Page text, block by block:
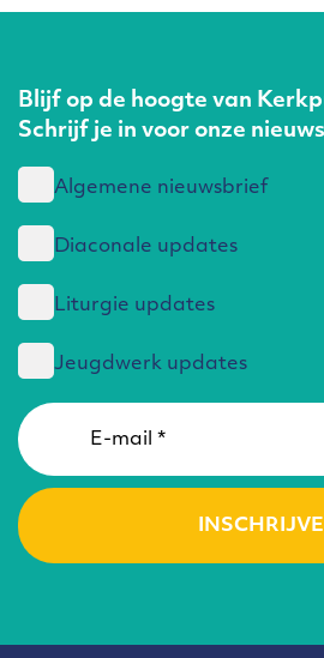
Blijf op de hoogte van
Schrijf je in voor onze
Algemene nieuwsbrief
Diaconale updates
Liturgie updates
Jeugdwerk updates